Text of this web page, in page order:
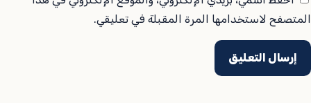
المتصفح لاستخدامها المرة المقبلة في تعليقي.